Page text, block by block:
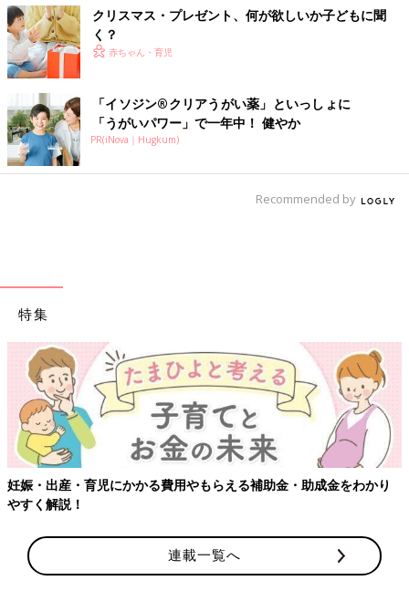
クリスマス・プレゼント、何が欲しいか子どもに聞
く？
赤ちゃん・育児
「イソジン®クリアうがい薬」といっしょに
「うがいパワー」で一年中！ 健やか
PR(iNova｜Hugkum)
Recommended by
特集
金・助成金をわかり
【ワクチン接種できるものも】妊婦の感染
連載一覧へ